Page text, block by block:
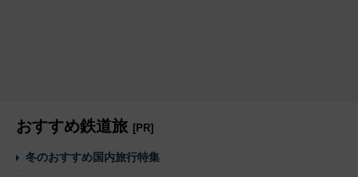
おすすめ鉄道旅 [PR]
冬のおすすめ国内旅行特集